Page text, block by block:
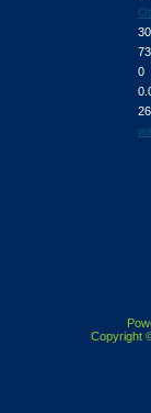
0
Copyright